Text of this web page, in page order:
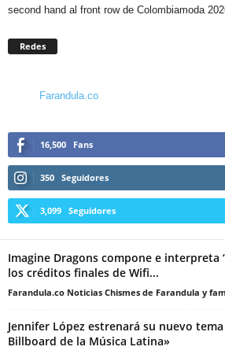
second hand al front row de Colombiamoda
Redes
Farandula.co
16,500 Fans
350 Seguidores
3,099 Seguidores
Imagine Dragons compone e interpreta
los créditos finales de Wifi...
Farandula.co Noticias Chismes de Farandula y
Jennifer López estrenará su nuevo
Billboard de la Música Latina»